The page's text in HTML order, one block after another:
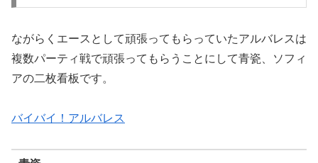
ながらくエースとして頑張ってもらっていたアルバレスは
複数パーティ戦で頑張ってもらうことにして青瓷、ソフィ
アの二枚看板です。
バイバイ！アルバレス